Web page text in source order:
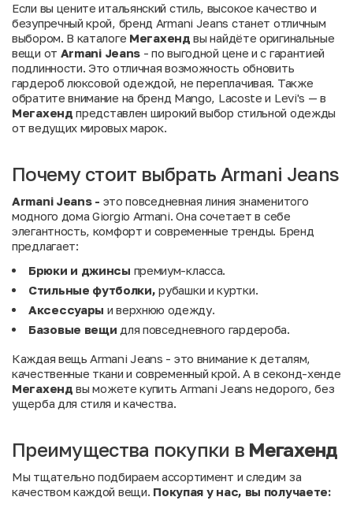
Если вы цените итальянский стиль, высокое качество и
безупречный крой, бренд Armani Jeans станет отличным
выбором. В каталоге Мегахенд вы найдёте оригинальные
вещи от Armani Jeans - по выгодной цене и с гарантией
подлинности. Это отличная возможность обновить
гардероб люксовой одеждой, не переплачивая. Также
обратите внимание на бренд Mango, Lacoste и Levi's — в
Мегахенд представлен широкий выбор стильной одежды
от ведущих мировых марок.
Почему стоит выбрать Armani Jeans
Armani Jeans - это повседневная линия знаменитого
модного дома Giorgio Armani. Она сочетает в себе
элегантность, комфорт и современные тренды. Бренд
предлагает:
Брюки и джинсы премиум-класса.
Стильные футболки,рубашки и куртки.
Аксессуары и верхнюю одежду.
Базовые вещи для повседневного гардероба.
Каждая вещь Armani Jeans - это внимание к деталям,
качественные ткани и современный крой. А в секонд-хенде
Мегахенд вы можете купить Armani Jeans недорого, без
ущерба для стиля и качества.
Преимущества покупки в Мегахенд
Мы тщательно подбираем ассортимент и следим за
качеством каждой вещи. Покупая у нас, вы получаете: